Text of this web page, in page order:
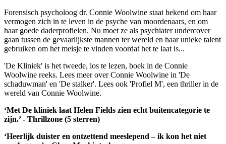
Forensisch psycholoog dr. Connie Woolwine staat bekend om haar
vermogen zich in te leven in de psyche van moordenaars, en om
haar goede daderprofielen. Nu moet ze als psychiater undercover
gaan tussen de gevaarlijkste mannen ter wereld en haar unieke talent
gebruiken om het meisje te vinden voordat het te laat is...
'De Kliniek' is het tweede, los te lezen, boek in de Connie
Woolwine reeks. Lees meer over Connie Woolwine in 'De
schaduwman' en 'De stalker'. Lees ook 'Profiel M', een thriller in de
wereld van Connie Woolwine.
‘Met De kliniek laat Helen Fields zien echt buitencategorie te
zijn.’ - Thrillzone (5 sterren)
‘Heerlijk duister en ontzettend meeslepend – ik kon het niet